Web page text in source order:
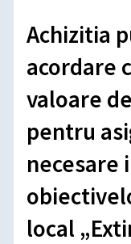
Achizitia
acordare
valoare
pentru
necesare
local